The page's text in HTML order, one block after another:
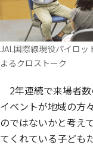
JAL国際線現役パイロッ
よるクロストーク
2年連続で来場者
イベントが地域の方
のではないかと考え
てくれている子ども